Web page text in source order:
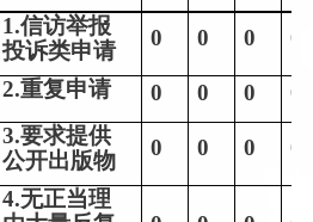
1.信访举报
投诉类申请
0 0 0 0
2.重复申请 0 0 0
0
3.要求提供
公开出版物
0 0 0 0
4.无正当理